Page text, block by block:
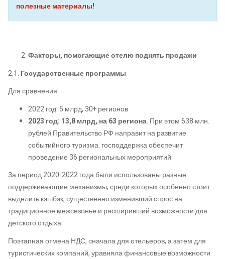
полезные материалы!
Факторы, помогающие отелю поднять продажи
2.1. Государственные программы
Для сравнения:
2022 год: 5 млрд, 30+ регионов
2023 год: 13,8 млрд, на 63 региона. При этом 638 млн.
рублей Правительство РФ направит на развитие
событийного туризма: господдержка обеспечит
проведение 36 региональных мероприятий.
За период 2020-2022 года были использованы разные
поддерживающие механизмы, среди которых особенно стоит
выделить кэшбэк, существенно изменивший спрос на
традиционное межсезонье и расширивший возможности для
детского отдыха.
Поэтапная отмена НДС, сначала для отельеров, а затем для
туристических компаний, уравняла финансовые возможности